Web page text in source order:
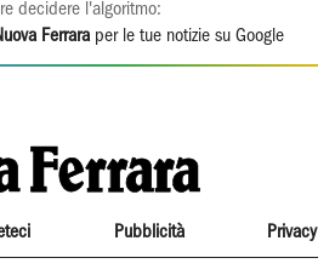
decidere l'algoritmo:
Ferrara per le tue notizie su Google
Pubblicità Privacy